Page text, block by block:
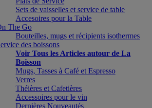
Sets de vaisselles et service de table
Accesoires pour la Table
The Go
Bouteilles, mugs et récipients isothermes
des boissons
Voir Tous les Articles autour de La
Boisson
Mugs, Tasses à Café et Espresso
Verres
Théières et Cafetières
Accessoires pour le vin
Dernières Nouveautés